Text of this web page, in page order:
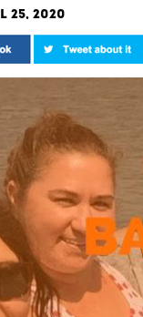
25, 2020